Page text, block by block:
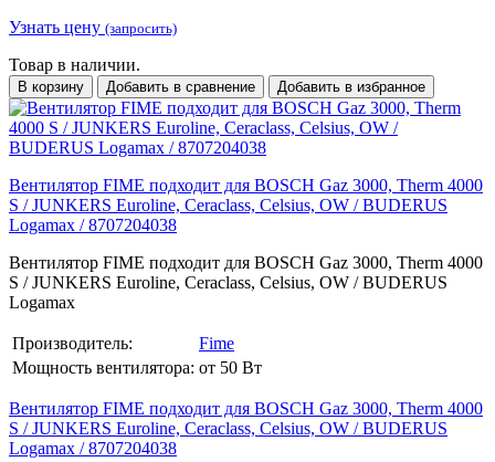
Узнать цену (запросить)
Товар в наличии.
В корзину Добавить в сравнение Добавить в избранное
Вентилятор FIME подходит для BOSCH Gaz 3000, Therm 4000
S / JUNKERS Euroline, Ceraclass, Celsius, OW / BUDERUS
Logamax / 8707204038
Вентилятор FIME подходит для BOSCH Gaz 3000, Therm 4000
S / JUNKERS Euroline, Ceraclass, Celsius, OW / BUDERUS
Logamax
Производитель:
Fime
Мощность вентилятора: от 50 Вт
Вентилятор FIME подходит для BOSCH Gaz 3000, Therm 4000
S / JUNKERS Euroline, Ceraclass, Celsius, OW / BUDERUS
Logamax / 8707204038